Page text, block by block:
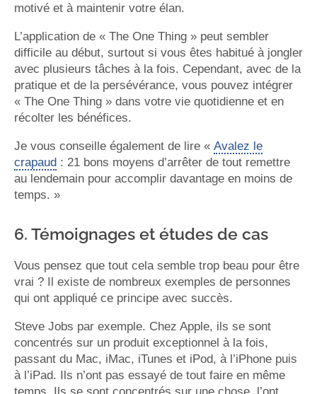
motivé et à maintenir votre élan.
L’application de « The One Thing » peut sembler
difficile au début, surtout si vous êtes habitué à jongler
avec plusieurs tâches à la fois. Cependant, avec de la
pratique et de la persévérance, vous pouvez intégrer
« The One Thing » dans votre vie quotidienne et en
récolter les bénéfices.
Je vous conseille également de lire « Avalez le
crapaud : 21 bons moyens d’arrêter de tout remettre
au lendemain pour accomplir davantage en moins de
temps. »
6. Témoignages et études de cas
Vous pensez que tout cela semble trop beau pour être
vrai ? Il existe de nombreux exemples de personnes
qui ont appliqué ce principe avec succès.
Steve Jobs par exemple. Chez Apple, ils se sont
concentrés sur un produit exceptionnel à la fois,
passant du Mac, iMac, iTunes et iPod, à l’iPhone puis
à l’iPad​​. Ils n’ont pas essayé de tout faire en même